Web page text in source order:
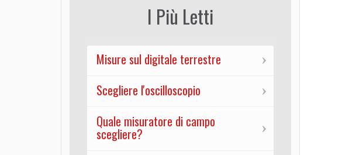
I Più Letti
Misure sul digitale terrestre
Scegliere l'oscilloscopio
Quale misuratore di campo
scegliere?